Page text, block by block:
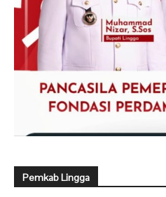
Pemkab Lingga